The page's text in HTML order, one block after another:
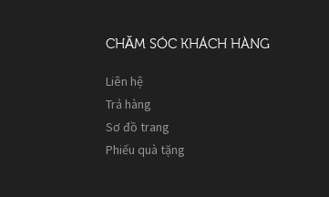
CHĂM SÓC KHÁCH HÀNG
Liên hệ
Trả hàng
Sơ đồ trang
Phiếu quà tặng